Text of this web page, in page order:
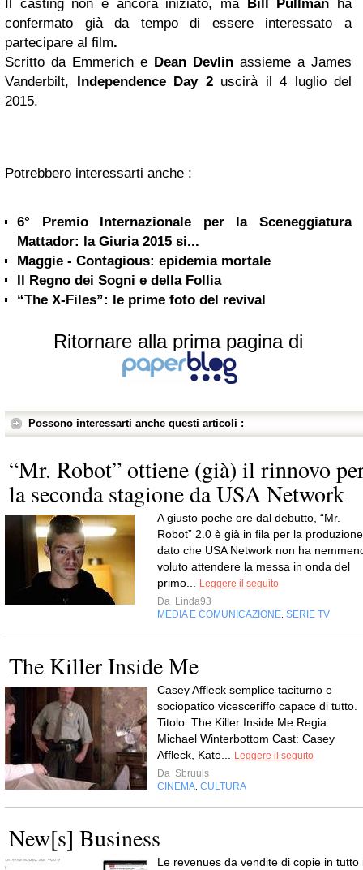
Il casting non è ancora iniziato, ma Bill Pullman ha
confermato già da tempo di essere interessato a
partecipare al film.
Scritto da Emmerich e Dean Devlin assieme a James
Vanderbilt, Independence Day 2 uscirà il 4 luglio del
2015.
Potrebbero interessarti anche :
6° Premio Internazionale per la Sceneggiatura
Mattador: la Giuria 2015 si...
Maggie - Contagious: epidemia mortale
Il Regno dei Sogni e della Follia
“The X-Files”: le prime foto del revival
Ritornare alla prima pagina di
Possono interessarti anche questi articoli :
“Mr. Robot” ottiene (già) il rinnovo
la seconda stagione da USA Network
A giusto poche ore dal debutto, “Mr.
Robot” 2.0 è già in fila per la produzione
dato che USA Network non ha
voluto attendere la messa in onda del
primo...
Leggere il seguito
Da Linda93
MEDIA E COMUNICAZIONE SERIE TV
The Killer Inside Me
Casey Affleck semplice taciturno e
sociopatico vicesceriffo capace di tutto.
Titolo: The Killer Inside Me Regia:
Michael Winterbottom Cast: Casey
Affleck, Kate...
Leggere il seguito
Da Sbruuls
CINEMA CULTURA
New[s] Business
Le reve­nues da ven­dite di copie in tutto